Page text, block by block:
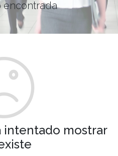
encontrada
intentado mostrar